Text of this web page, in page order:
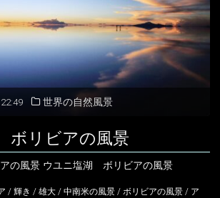
世界の自然風景
リビアの風景
の風景 ウユニ塩湖 ボリビアの風景
/輝き /雄大 /中南米の風景 /ボリビアの風景 / ア